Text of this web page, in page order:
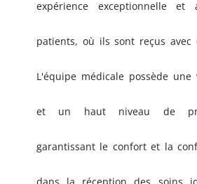
expérience exceptionnelle et
patients, où ils sont reçus avec
L'équipe médicale possède une
et un haut niveau de
garantissant le confort et la